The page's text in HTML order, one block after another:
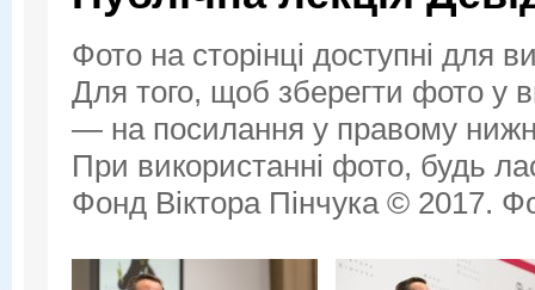
Фото на сторінці доступні для
Для того, щоб зберегти фото у
— на посилання у правому
При використанні фото, будь
Фонд Віктора Пінчука © 2017.